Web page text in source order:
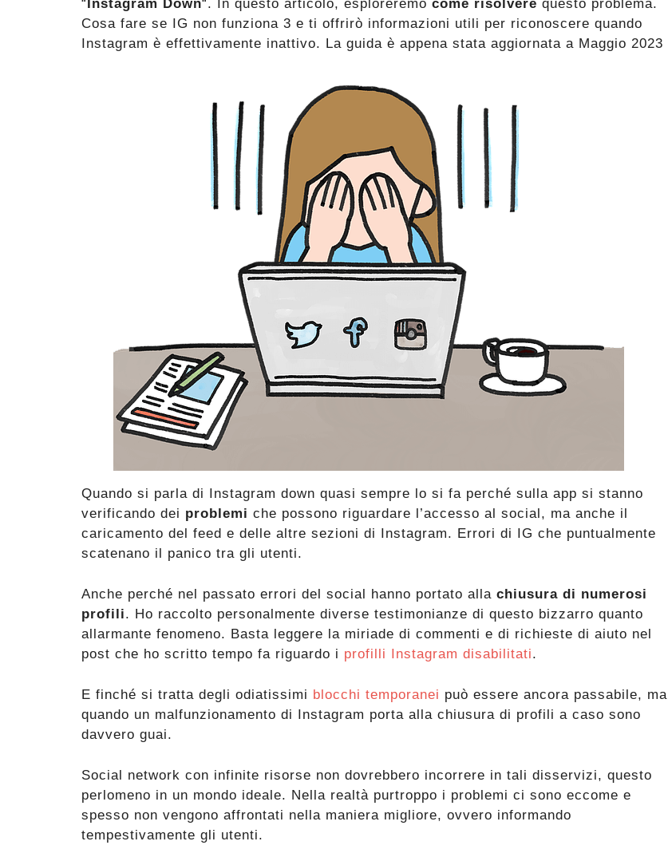
“Instagram Down“. In questo articolo, esploreremo come risolvere questo problema.
Cosa fare se IG non funziona 3 e ti offrirò informazioni utili per riconoscere quando
Instagram è effettivamente inattivo. La guida è appena stata aggiornata a Maggio 2023
Quando si parla di Instagram down quasi sempre lo si fa perché sulla app si stanno
verificando dei problemi che possono riguardare l’accesso al social, ma anche il
caricamento del feed e delle altre sezioni di Instagram. Errori di IG che puntualmente
scatenano il panico tra gli utenti.
Anche perché nel passato errori del social hanno portato alla chiusura di numerosi
profili. Ho raccolto personalmente diverse testimonianze di questo bizzarro quanto
allarmante fenomeno. Basta leggere la miriade di commenti e di richieste di aiuto nel
post che ho scritto tempo fa riguardo i profilli Instagram disabilitati.
E finché si tratta degli odiatissimi blocchi temporanei può essere ancora passabile, ma
quando un malfunzionamento di Instagram porta alla chiusura di profili a caso sono
davvero guai.
Social network con infinite risorse non dovrebbero incorrere in tali disservizi, questo
perlomeno in un mondo ideale. Nella realtà purtroppo i problemi ci sono eccome e
spesso non vengono affrontati nella maniera migliore, ovvero informando
tempestivamente gli utenti.